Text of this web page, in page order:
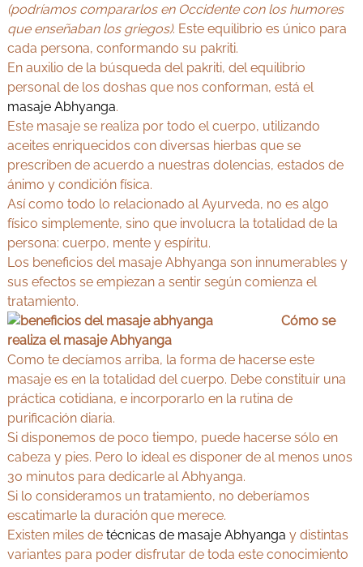
(podríamos compararlos en Occidente con los humores
que enseñaban los griegos). Este equilibrio es único para
cada persona, conformando su pakriti.
En auxilio de la búsqueda del pakriti, del equilibrio
personal de los doshas que nos conforman, está el
masaje Abhyanga.
Este masaje se realiza por todo el cuerpo, utilizando
aceites enriquecidos con diversas hierbas que se
prescriben de acuerdo a nuestras dolencias, estados de
ánimo y condición física.
Así como todo lo relacionado al Ayurveda, no es algo
físico simplemente, sino que involucra la totalidad de la
persona: cuerpo, mente y espíritu.
Los beneficios del masaje Abhyanga son innumerables y
sus efectos se empiezan a sentir según comienza el
tratamiento.
Cómo se
realiza el masaje Abhyanga
Como te decíamos arriba, la forma de hacerse este
masaje es en la totalidad del cuerpo. Debe constituir una
práctica cotidiana, e incorporarlo en la rutina de
purificación diaria.
Si disponemos de poco tiempo, puede hacerse sólo en
cabeza y pies. Pero lo ideal es disponer de al menos unos
30 minutos para dedicarle al Abhyanga.
Si lo consideramos un tratamiento, no deberíamos
escatimarle la duración que merece.
Existen miles de técnicas de masaje Abhyanga y distintas
variantes para poder disfrutar de toda este conocimiento